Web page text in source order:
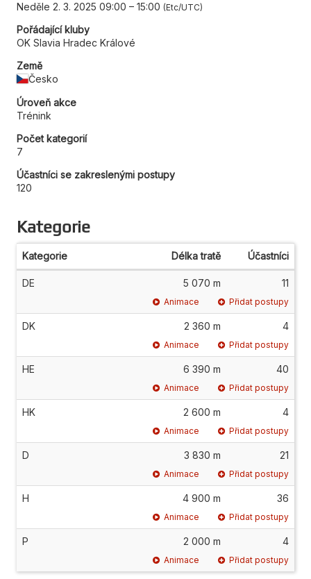
Neděle 2. 3. 2025 09:00 – 15:00 Etc/UTC
Pořádající kluby
OK Slavia Hradec Králové
Země
Česko
Úroveň akce
Trénink
Počet kategorií
7
Účastníci se zakreslenými postupy
120
Kategorie
Kategorie Délka tratě Účastníci
DE 5 070 m 11
Animace Přidat postupy
DK 2 360 m 4
Animace Přidat postupy
HE 6 390 m 40
Animace Přidat postupy
HK 2 600 m 4
Animace Přidat postupy
D 3 830 m 21
Animace Přidat postupy
H 4 900 m 36
Animace Přidat postupy
P 2 000 m 4
Animace Přidat postupy